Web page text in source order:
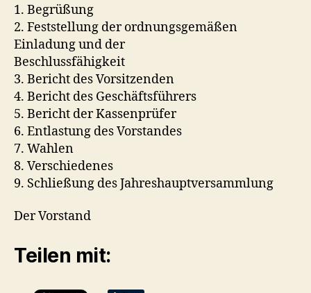
1. Begrüßung
2. Feststellung der ordnungsgemäßen
Einladung und der
Beschlussfähigkeit
3. Bericht des Vorsitzenden
4. Bericht des Geschäftsführers
5. Bericht der Kassenprüfer
6. Entlastung des Vorstandes
7. Wahlen
8. Verschiedenes
9. Schließung des Jahreshauptversammlung
Der Vorstand
Teilen mit: